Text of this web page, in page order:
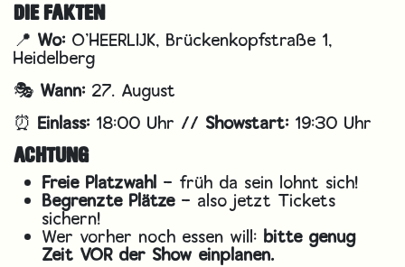
DIE FAKTEN
📍 Wo: O’HEERLIJK, Brückenkopfstraße 1,
Heidelberg
🎭 Wann: 27. August
⏰ Einlass: 18:00 Uhr // Showstart: 19:30 Uhr
ACHTUNG
Freie Platzwahl – früh da sein lohnt sich!
Begrenzte Plätze – also jetzt Tickets
sichern!
Wer vorher noch essen will: bitte genug
Zeit VOR der Show einplanen.